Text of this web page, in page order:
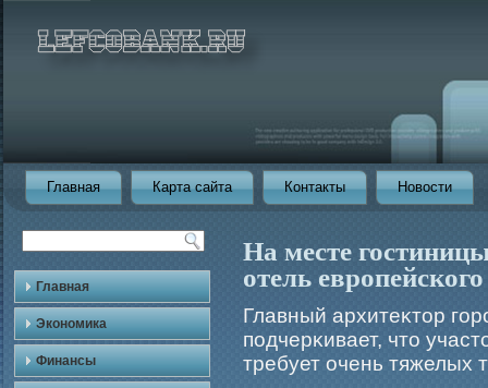
Главная Карта сайта Контакты Новости
Главная
Экономика
Финансы
На месте
отель
Главный архитеκтор
подчерκивает, что
требует очень тяжелых